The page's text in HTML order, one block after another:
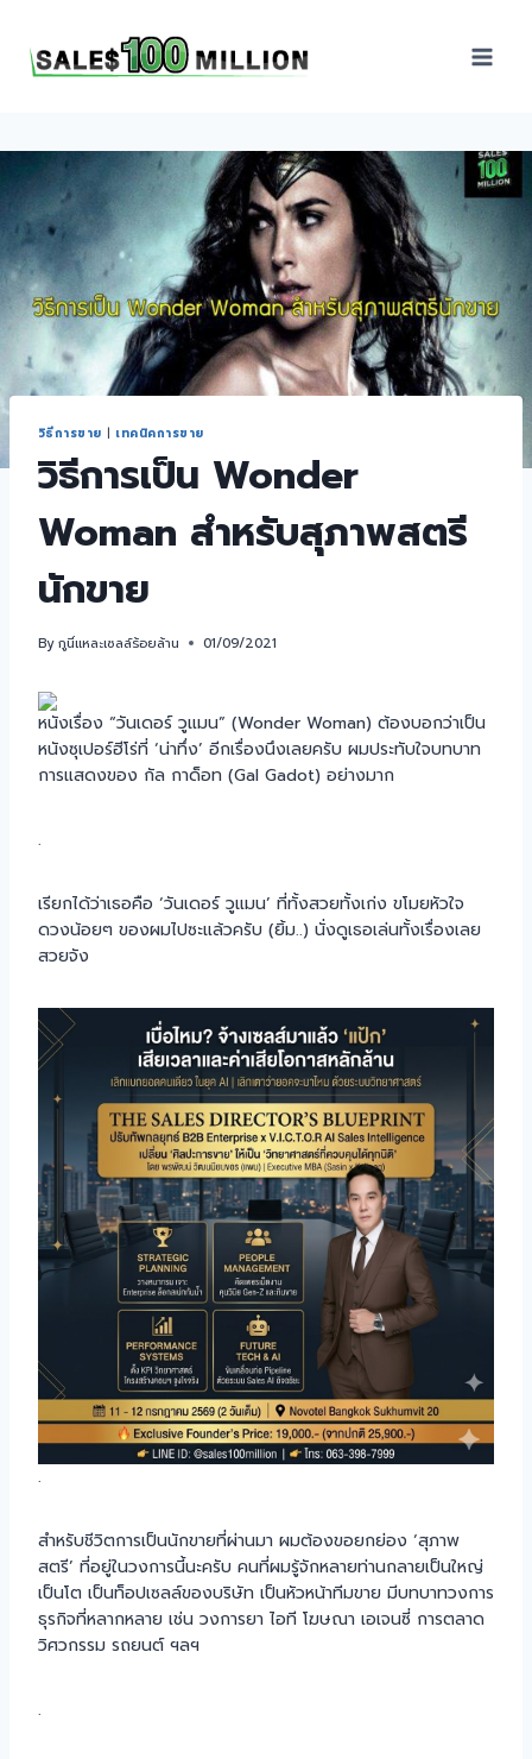
วิธีการขาย | เทคนิคการขาย
วิธีการเป็น Wonder
Woman สำหรับสุภาพสตรี
นักขาย
Byกูนี่แหละเซลล์ร้อยล้าน 01/09/2021
หนังเรื่อง “วันเดอร์ วูแมน” (Wonder Woman) ต้องบอกว่าเป็น
หนังซุเปอร์ฮีโร่ที่ ‘น่าทึ่ง’ อีกเรื่องนึงเลยครับ ผมประทับใจบทบาท
การแสดงของ กัล กาด็อท (Gal Gadot) อย่างมาก
.
เรียกได้ว่าเธอคือ ‘วันเดอร์ วูแมน’ ที่ทั้งสวยทั้งเก่ง ขโมยหัวใจ
ดวงน้อยๆ ของผมไปซะแล้วครับ (ยิ้ม..) นั่งดูเธอเล่นทั้งเรื่องเลย
สวยจัง
.
สำหรับชีวิตการเป็นนักขายที่ผ่านมา ผมต้องขอยกย่อง ‘สุภาพ
สตรี’ ที่อยู่ในวงการนี้นะครับ คนที่ผมรู้จักหลายท่านกลายเป็นใหญ่
เป็นโต เป็นท็อปเซลล์ของบริษัท เป็นหัวหน้าทีมขาย มีบทบาทวงการ
ธุรกิจที่หลากหลาย เช่น วงการยา ไอที โฆษณา เอเจนซี่ การตลาด
วิศวกรรม รถยนต์ ฯลฯ
.